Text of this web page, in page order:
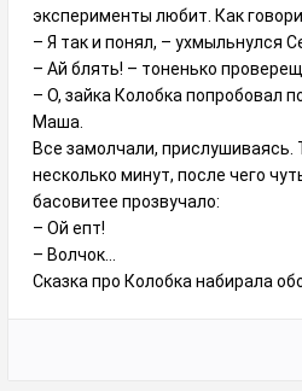
эксперименты любит. Как
– Я так и понял, – ухмыльнулся
– Ай блять! – тоненько
– О, зайка Колобка попробовал
Маша.
Все замолчали,
несколько минут, после чего
басовитее прозвучало:
– Ой епт!
– Волчок…
Сказка про Колобка набирала